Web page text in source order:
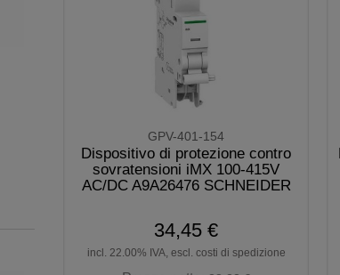
GPV-401-154
Dispositivo di protezione contro
sovratensioni iMX 100-415V
AC/DC A9A26476 SCHNEIDER
34,45 €
incl. 22.00% IVA, escl. costi di spedizione